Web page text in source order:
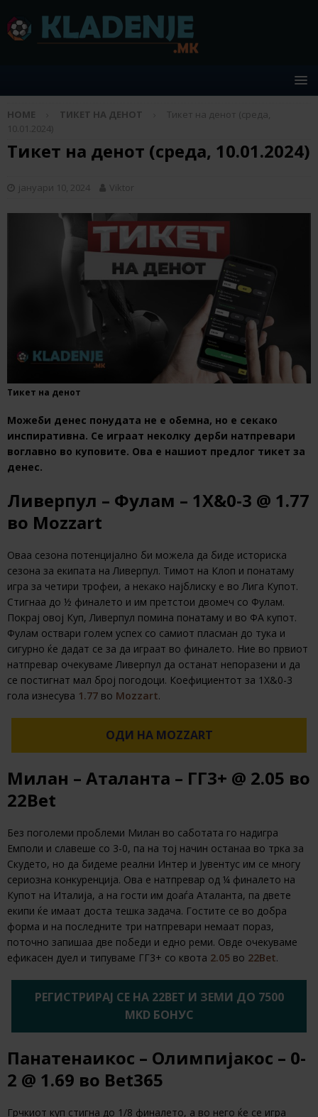
HOME ТИКЕТ НА ДЕНОТ
Тикет на денот (среда,
10.01.2024)
Тикет на денот (среда, 10.01.2024)
јануари 10, 2024 Viktor
Тикет на денот
Можеби денес понудата не е обемна, но е секако
инспиративна. Се играат неколку дерби натпревари
воглавно во куповите. Ова е нашиот предлог тикет за
денес.
Ливерпул – Фулам – 1Х&0-3 @ 1.77
во Mozzart
Оваа сезона потенцијално би можела да биде историска
сезона за екипата на Ливерпул. Тимот на Клоп и понатаму
игра за четири трофеи, а некако најблиску е во Лига Купот.
Стигнаа до ½ финалето и им претстои двомеч со Фулам.
Покрај овој Куп, Ливерпул помина понатаму и во ФА купот.
Фулам оствари голем успех со самиот пласман до тука и
сигурно ќе дадат се за да играат во финалето. Ние во првиот
натпревар очекуваме Ливерпул да останат непоразени и да
се постигнат мал број погодоци. Коефициентот за 1Х&0-3
гола изнесува 1.77 во Mozzart.
ОДИ НА MOZZART
Милан – Аталанта – ГГ3+ @ 2.05 во
22Bet
Без поголеми проблеми Милан во саботата го надигра
Емполи и славеше со 3-0, па на тој начин останаа во трка за
Скудето, но да бидеме реални Интер и Јувентус им се многу
сериозна конкуренција. Ова е натпревар од ¼ финалето на
Купот на Италија, а на гости им доаѓа Аталанта, па двете
екипи ќе имаат доста тешка задача. Гостите се во добра
форма и на последните три натпревари немаат пораз,
поточно запишаа две победи и едно реми. Овде очекуваме
ефикасен дуел и типуваме ГГ3+ со квота 2.05 во 22Bet.
РЕГИСТРИРАЈ СЕ НА 22BET И ЗЕМИ ДО 7500
MKD БОНУС
Панатенаикос – Олимпијакос – 0-
2 @ 1.69 во Bet365
Грчкиот куп стигна до 1/8 финалето, а во него ќе се игра